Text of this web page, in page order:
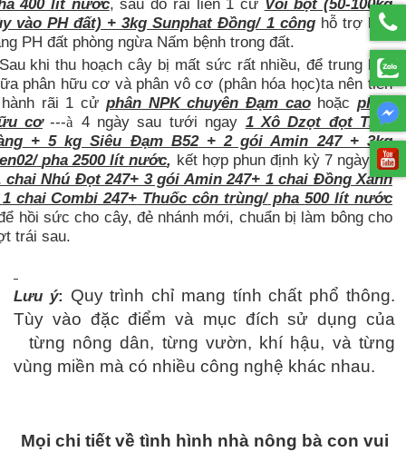
400 lít nước, sau đó rãi liền 1 cử Vôi bột (50-100kg
vào PH đất) + 3kg Sunphat Đồng/ 1 cônghỗ trợ làm
PH đất phòng ngừa Nấm bệnh trong đất.
khi thu hoạch cây bị mất sức rất nhiều, để trung hòa
phân hữu cơ và phân vô cơ (phân hóa học)ta nên tiến
hành rãi 1 cử phânNPK chuyên Đạm caohoặcphân
cơ---à 4 ngày sau tưới ngay 1Xô Dzọt đọt Trâu
+ 5kg Siêu Đạm B52 + 2 gói Amin 247 + 3kg
pha 2500 lít nước, kết hợp phun định kỳ 7 ngày/cử
Nhú Đọt 247+ 3 gói Amin 247+ 1 chai Đồng Xanh
1 chai Combi 247+ Thuốc côn trùng/pha500 lít nước
hồi sức cho cây, đẻ nhánh mới, chuẩn bị làm bông cho
trái sau.
Lưu ý: Quy trình chỉ mang tính chất phổ thông.
Tùy vào đặc điểm và mục đích sử dụng của
từng nông dân, từng vườn, khí hậu, và từng
vùng miền mà có nhiều công nghệ khác nhau.
Mọi chi tiết về tình hình nhà nông bà con vui